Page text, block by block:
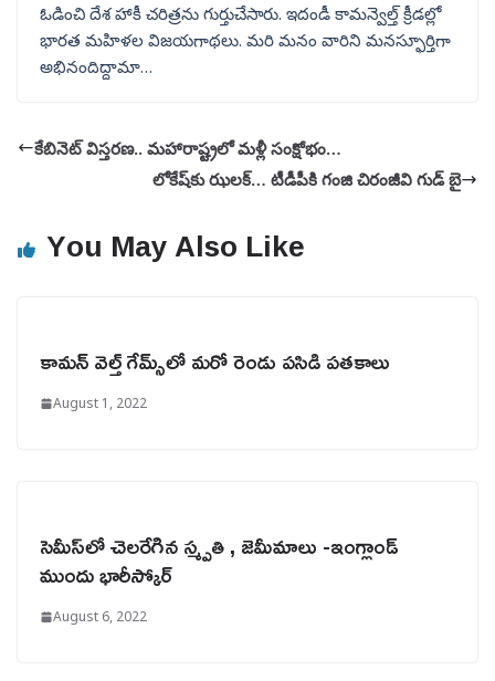
ఓడించి దేశ హాకీ చరిత్రను గుర్తుచేసారు. ఇదండీ కామన్వెల్త్ క్రీడల్లో
భారత మహిళల విజయగాథలు. మరి మనం వారిని మనస్ఫూర్తిగా
అభినందిద్దామా…
కేబినెట్ విస్తరణ.. మహారాష్ట్రలో మళ్లీ సంక్షోభం…
లోకేష్‌కు ఝలక్… టీడీపీకి గంజి చిరంజీవి గుడ్ బై
You May Also Like
కామన్ వెల్త్ గేమ్స్‌లో మరో రెండు పసిడి పతకాలు
August 1, 2022
సెమీస్‌లో చెలరేగిన స్మ్పతి , జెమీమాలు -ఇంగ్లాండ్
ముందు భారీస్కోర్
August 6, 2022